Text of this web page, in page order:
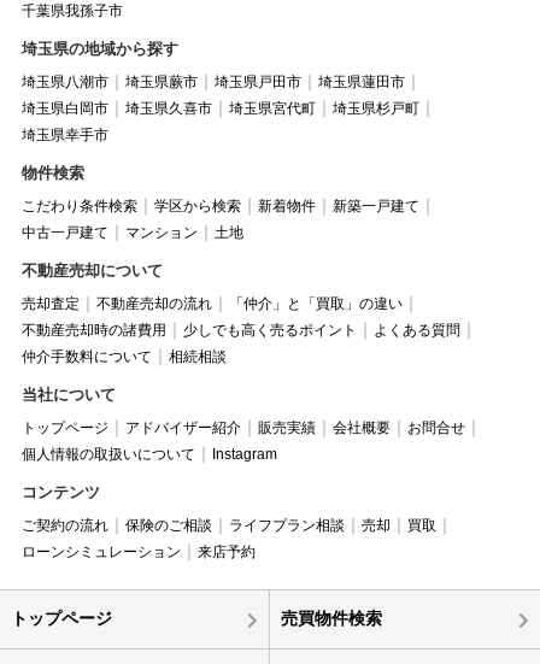
千葉県我孫子市
埼玉県の地域から探す
埼玉県八潮市 埼玉県蕨市 埼玉県戸田市
埼玉県蓮田市
埼玉県白岡市
埼玉県久喜市 埼玉県宮代町
埼玉県杉戸町
埼玉県幸手市
物件検索
こだわり条件検索 学区から検索 新着物件
新築一戸建て
中古一戸建て
マンション 土地
不動産売却について
売却査定 不動産売却の流れ
「仲介」と「買取」の違い
不動産売却時の諸費用
少しでも高く売るポイント
よくある質問
仲介手数料について
相続相談
当社について
トップページ アドバイザー紹介 販売実績 会社概要
お問合せ
個人情報の取扱いについて
Instagram
コンテンツ
ご契約の流れ 保険のご相談 ライフプラン相談 売却
買取
ローンシミュレーション
来店予約
トップページ 売買物件検索